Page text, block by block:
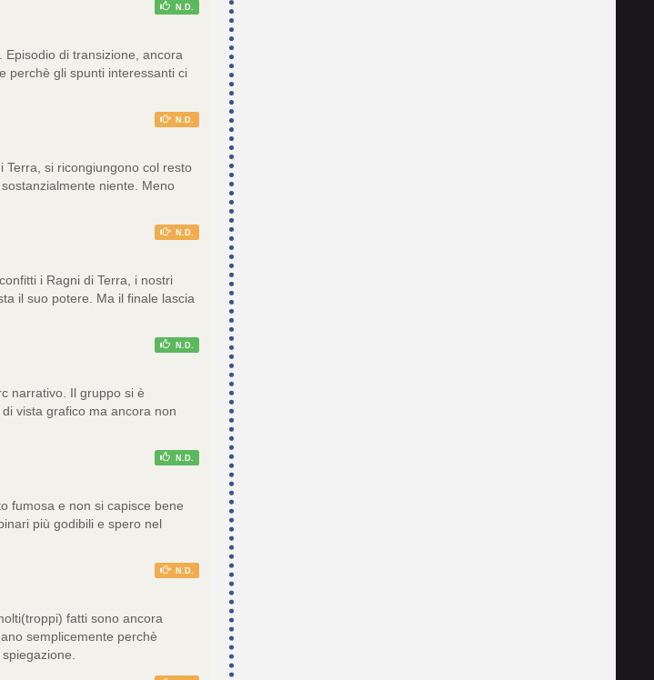
N.D.
di transizione, ancora
perchè gli spunti interessanti ci
N.D.
Terra, si ricongiungono col resto
niente. Meno
N.D.
i Ragni di Terra, i nostri
il suo potere. Ma il finale lascia
N.D.
narrativo. Il gruppo si è
vista grafico ma ancora non
N.D.
fumosa e non si capisce bene
più godibili e spero nel
N.D.
fatti sono ancora
semplicemente perchè